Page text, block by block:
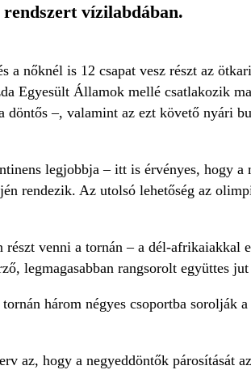
vízilabdában.
a nőknél is 12 csapat vesz részt az
Egyesült Államok mellé csatlakozik
döntős –, valamint az ezt követő nyári
legjobbja – itt is érvényes, hogy a
rendezik. Az utolsó lehetőség az
venni a tornán – a dél-afrikaiakkal
legmagasabban rangsorolt együttes
három négyes csoportba sorolják
az, hogy a negyeddöntők párosítását